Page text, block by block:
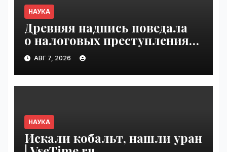
НАУКА
Древняя надпись поведала
о налоговых преступлениях |
VseTime.ru
АВГ 7, 2026
НАУКА
Искали кобальт, нашли уран